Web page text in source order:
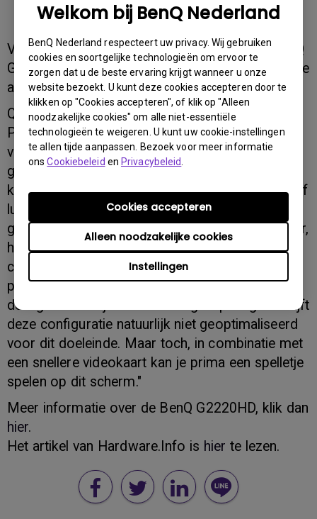
Welkom bij BenQ Nederland
BenQ Nederland respecteert uw privacy. Wij gebruiken
cookies en soortgelijke technologieën om ervoor te
zorgen dat u de beste ervaring krijgt wanneer u onze
website bezoekt. U kunt deze cookies accepteren door te
klikken op "Cookies accepteren", of klik op "Alleen
noodzakelijke cookies" om alle niet-essentiële
technologieën te weigeren. U kunt uw cookie-instellingen
te allen tijde aanpassen. Bezoek voor meer informatie
onsCookiebeleid enPrivacybeleid
Instellingen
Alleen noodzakelijke cookies
Cookies accepteren
Voor de maand juli heeft Hardware.Info de BenQ
G2220HD geselecteerd als het PC advies voor de
assemblage van een instap PC.
Quote: "Een gedenkwaardig moment: de Instap-
PC krijgt nu ook een Full HD monitor. De prijzen
van 22" modellen zijn dusdanig gezakt, dat het
geen voordeel oplevert een kleiner model te
kiezen. De BenQ G2220HD heeft voor een relatief
luttel bedrag heel wat te bieden. Voor normaal
gebruik zijn de prima standaard kleurtemperatuur,
heel behoorlijke kleurechtheid, het uitstekende
contrast en de goede helderheiduniformiteit
pluspunten. Gamers zullen zich verheugen over
de lage reactietijden en afwezige inputlag - al blijft
deze configuratie natuurlijk niet geoptimaliseerd
voor dit doeleinde. Maar toch, in combinatie met
een snellere videokaart kan je prima een spelletje
spelen op dit scherm."
Meer informatie over de BenQ G2220HD, klik dan
hier.
Het artikel van Hardware.Info is hier te lezen.